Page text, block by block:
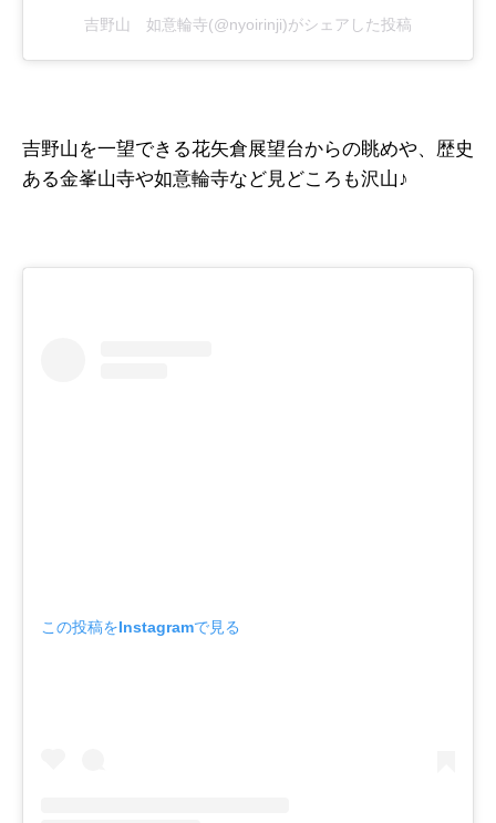
吉野山 如意輪寺(@nyoirinji)がシェアした投稿
吉野山を一望できる花矢倉展望台からの眺めや、歴史
ある金峯山寺や如意輪寺など見どころも沢山♪
この投稿をInstagramで見る